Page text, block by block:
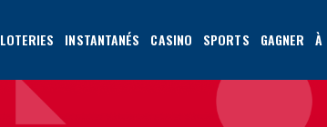
LOTERIES INSTANTANÉS CASINO SPORTS GAGNER À